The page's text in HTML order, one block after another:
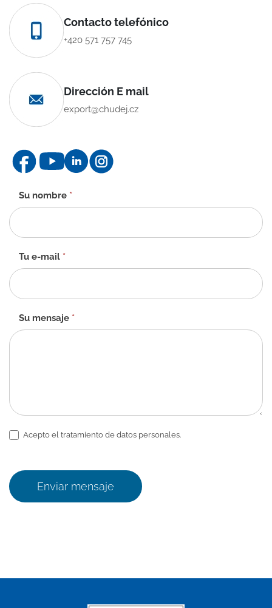
Contacto telefónico
+420 571 757 745
Dirección E mail
export@chudej.cz
Formulario
de
contacto
-
Su nombre *
Tu e-mail *
Su mensaje *
Acepto el tratamiento de datos personales.
Enviar mensaje